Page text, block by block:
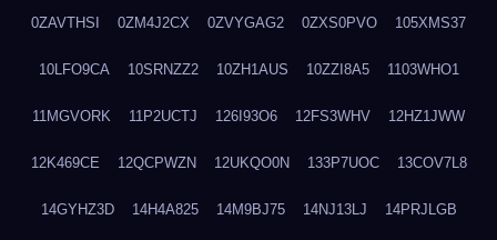
0ZAVTHSI 0ZM4J2CX 0ZVYGAG2 0ZXS0PVO 105XMS37
10LFO9CA 10SRNZZ2 10ZH1AUS 10ZZI8A5 1103WHO1
11MGVORK 11P2UCTJ 126I93O6 12FS3WHV 12HZ1JWW
12K469CE 12QCPWZN 12UKQO0N 133P7UOC 13COV7L8
14GYHZ3D 14H4A825 14M9BJ75 14NJ13LJ 14PRJLGB